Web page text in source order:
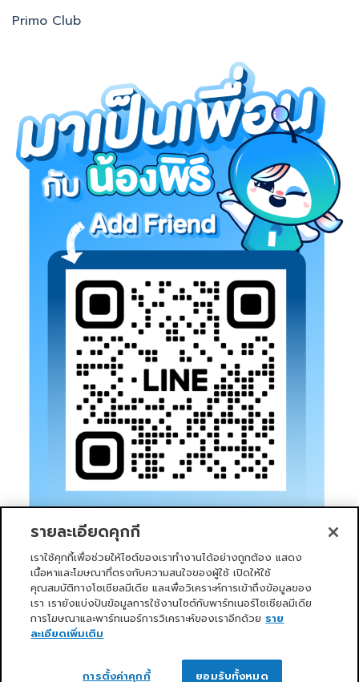
Primo Club
หน้าแรก บริการของเรา ข่าวสารและกิจกรรม PRIMO CLUB
เกี่ยวกับเรา นักลงทุนสัมพันธ์
Copyright 2026 ©
Primo Service Solution Company
รายละเอียดคุกกี้
เราใช้คุกกี้เพื่อช่วยให้ไซต์ของเราทำงานได้อย่างถูกต้อง แสดง
เนื้อหาและโฆษณาที่ตรงกับความสนใจของผู้ใช้ เปิดให้ใช้
คุณสมบัติทางโซเชียลมีเดีย และเพื่อวิเคราะห์การเข้าถึงข้อมูลของ
เรา เรายังแบ่งปันข้อมูลการใช้งานไซต์กับพาร์ทเนอร์โซเชียลมีเดีย
การโฆษณาและพาร์ทเนอร์การวิเคราะห์ของเราอีกด้วย ราย
ละเอียดเพิ่มเติม
การตั้งค่าคุกกี้ ยอมรับทั้งหมด
ติดต่อเรา